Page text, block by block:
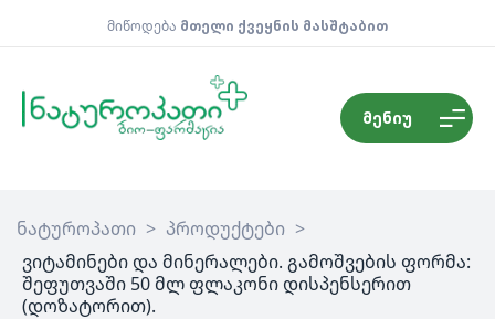
მიწოდება მთელი ქვეყნის მასშტაბით
მენიუ
ნატუროპათი > პროდუქტები >
ვიტამინები და მინერალები. გამოშვების ფორმა:
შეფუთვაში 50 მლ ფლაკონი დისპენსერით
(დოზატორით).